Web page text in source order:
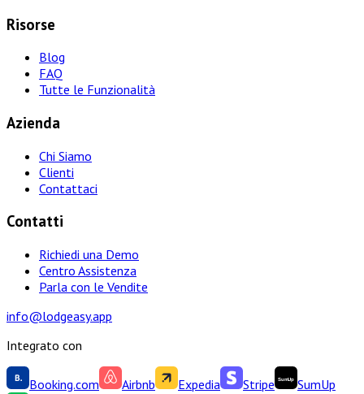
Risorse
Blog
FAQ
Tutte le Funzionalità
Azienda
Chi Siamo
Clienti
Contattaci
Contatti
Richiedi una Demo
Centro Assistenza
Parla con le Vendite
info@lodgeasy.app
Integrato con
Booking.com Airbnb Expedia Stripe
SumUp